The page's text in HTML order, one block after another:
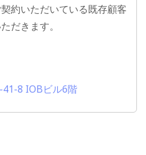
約いただいている既存顧客
だきます。
8 IOBビル6階